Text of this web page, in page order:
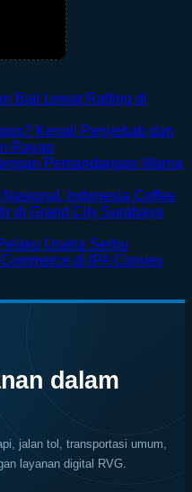
Bali Lewat Rafting di
Kenali Penyebab dan
RayapNo
Comments
Furnitur
Kayu
Keropos?
Kenali
Cara
Pemandangan Warna
Indonesia Coffee
di Grand City Surabaya
Usaha Serbu
di IPA Convex
dalam
jalan tol, transportasi umum,
layanan digital RVG.